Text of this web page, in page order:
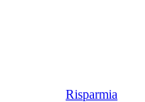
Risparmia